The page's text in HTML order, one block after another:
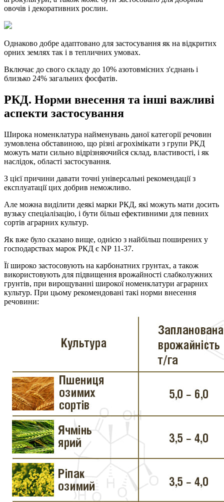
овочів і декоративних рослин.
Однаково добре адаптовано для застосування як на відкритих
орних землях так і в тепличних умовах.
Включає до свого складу до 10% азотовмісних з'єднань і
близько 24% загальних фосфатів.
РКД. Норми внесення та інші важливі
аспекти застосування
Широка номенклатура найменувань даної категорії речовин
зумовлена обставиною, що різні агрохімікати з групи РКД
можуть мати сильно відрізняючийся склад, властивості, і як
наслідок, області застосування.
З цієї причини давати точні універсальні рекомендації з
експлуатації цих добрив неможливо.
Але можна виділити деякі марки РКД, які можуть мати досить
вузьку спеціалізацію, і бути більш ефективними для певних
сортів аграрних культур.
Як вже було сказано вище, однією з найбільш поширених у
господарствах марок РКД є NР 11-37.
Її широко застосовують на карбонатних грунтах, а також
використовують для підвищення врожайності слабколужних
грунтів, при вирощуванні широкої номенклатури аграрних
культур. При цьому рекомендовані такі норми внесення
речовини: